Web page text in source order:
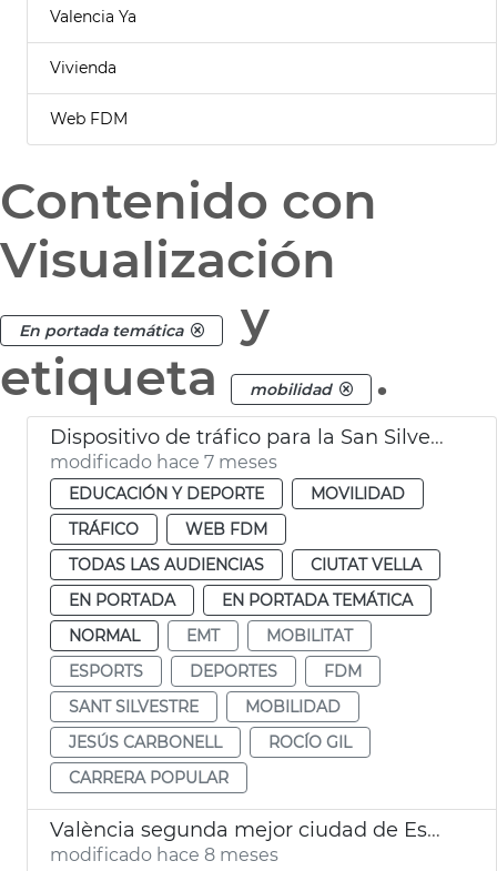
Valencia Ya
Vivienda
Web FDM
Contenido con
Visualización
En portada temática
y
etiqueta
mobilidad .
Dispositivo de tráfico para la San Silvestre
modificado hace 7 meses
EDUCACIÓN Y DEPORTE
MOVILIDAD
TRÁFICO
WEB FDM
TODAS LAS AUDIENCIAS
CIUTAT VELLA
EN PORTADA
EN PORTADA TEMÁTICA
NORMAL
EMT
MOBILITAT
ESPORTS
DEPORTES
FDM
SANT SILVESTRE
MOBILIDAD
JESÚS CARBONELL
ROCÍO GIL
CARRERA POPULAR
València segunda mejor ciudad de España para moverse en bici
modificado hace 8 meses